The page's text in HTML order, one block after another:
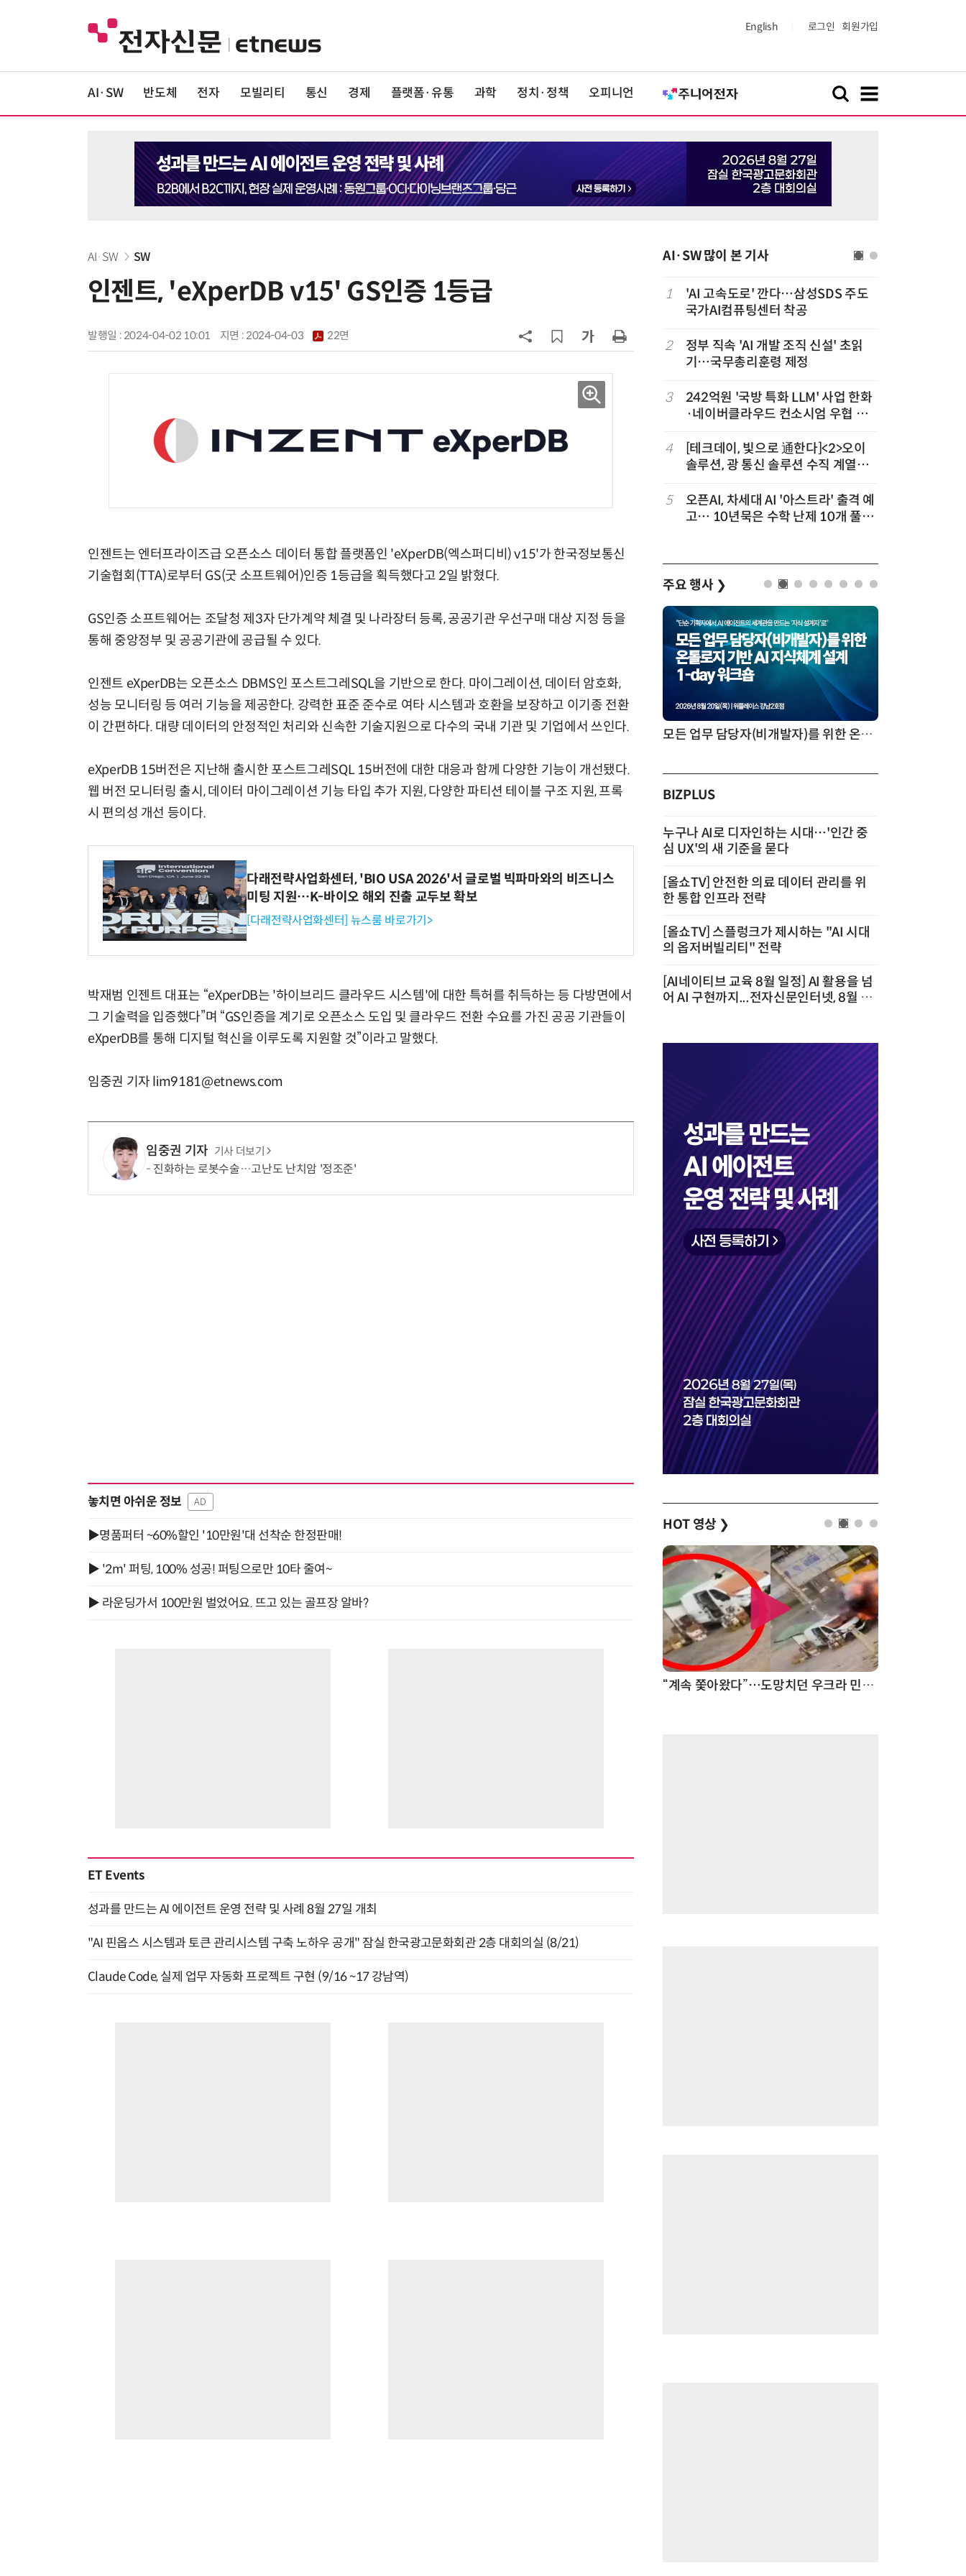
English 로그인 회원가입
AI·SW 반도체 전자 모빌리티 통신 경제 플랫폼·유통 과학 정치·정책 오피니언
AI·SW SW
인젠트, 'eXperDB v15' GS인증 1등급
발행일 : 2024-04-02 10:01 지면 :2024-04-03 22면
인젠트는 엔터프라이즈급 오픈소스 데이터 통합 플랫폼인 'eXperDB(엑스퍼디비) v15'가 한국정보통신
기술협회(TTA)로부터 GS(굿 소프트웨어)인증 1등급을 획득했다고 2일 밝혔다.
GS인증 소프트웨어는 조달청 제3자 단가계약 체결 및 나라장터 등록, 공공기관 우선구매 대상 지정 등을
통해 중앙정부 및 공공기관에 공급될 수 있다.
인젠트 eXperDB는 오픈소스 DBMS인 포스트그레SQL을 기반으로 한다. 마이그레이션, 데이터 암호화,
성능 모니터링 등 여러 기능을 제공한다. 강력한 표준 준수로 여타 시스템과 호환을 보장하고 이기종 전환
이 간편하다. 대량 데이터의 안정적인 처리와 신속한 기술지원으로 다수의 국내 기관 및 기업에서 쓰인다.
eXperDB 15버전은 지난해 출시한 포스트그레SQL 15버전에 대한 대응과 함께 다양한 기능이 개선됐다.
웹 버전 모니터링 출시, 데이터 마이그레이션 기능 타입 추가 지원, 다양한 파티션 테이블 구조 지원, 프록
시 편의성 개선 등이다.
다래전략사업화센터, 'BIO USA 2026'서 글로벌 빅파마와의 비즈니스
미팅 지원…K-바이오 해외 진출 교두보 확보
[다래전략사업화센터] 뉴스룸 바로가기>
박재범 인젠트 대표는 “eXperDB는 '하이브리드 클라우드 시스템'에 대한 특허를 취득하는 등 다방면에서
그 기술력을 입증했다”며 “GS인증을 계기로 오픈소스 도입 및 클라우드 전환 수요를 가진 공공 기관들이
eXperDB를 통해 디지털 혁신을 이루도록 지원할 것”이라고 말했다.
임중권 기자 lim9181@etnews.com
임중권 기자 기사 더보기
진화하는 로봇수술…고난도 난치암 '정조준'
놓치면 아쉬운 정보 AD
▶명품퍼터 ~60%할인 '10만원'대 선착순 한정판매!
▶ '2m' 퍼팅, 100% 성공! 퍼팅으로만 10타 줄여~
▶ 라운딩가서 100만원 벌었어요. 뜨고 있는 골프장 알바?
ET Events
성과를 만드는 AI 에이전트 운영 전략 및 사례 8월 27일 개최
"AI 핀옵스 시스템과 토큰 관리시스템 구축 노하우 공개" 잠실 한국광고문화회관 2층 대회의실 (8/21)
Claude Code, 실제 업무 자동화 프로젝트 구현 (9/16 ~17 강남역)
AI·SW 많이 본 기사
6
美 행정부, AI 모델 '해킹 등 사이버
韓 AI리더십 공백 장기화… 글로벌 3
소프트피브이·성균관대, 실내용 3차
원 구형 태양전지 IEC 국제표준 개발
과제 공식 승인
9
국산 CSP사 '마켓플레이스' 커졌
다…5개사 등록 솔루션 1439개
1
'AI 고속도로' 깐다…삼성SDS 주도
국가AI컴퓨팅센터 착공
2
정부 직속 'AI 개발 조직 신설' 초읽
기…국무총리훈령 제정
3
242억원 '국방 특화 LLM' 사업 한화
·네이버클라우드 컨소시엄 우협 선
4
[테크데이, 빛으로 通한다]<2>오이
솔루션, 광 통신 솔루션 수직 계열
략'
5
오픈AI, 차세대 AI '아스트라' 출격 예
고… 10년묵은 수학 난제 10개 풀었
주요 행사 ❯
AI × Design : UX 디자이너의 5가지 생존 전략과 실전 대응 현업에서 바로 쓰는 "하네스 엔지니어링" 실습 교육 모든 업무 담당자(비개발자)를 위한 온톨로지 기반 AI 지식체계 설계 1-day 워크숍
BIZPLUS
누구나 AI로 디자인하는 시대…'인간 중
심 UX'의 새 기준을 묻다
[올쇼TV] 안전한 의료 데이터 관리를 위
한 통합 인프라 전략
[올쇼TV] 스플렁크가 제시하는 "AI 시대
의 옵저버빌리티" 전략
[AI네이티브 교육 8월 일정] AI 활용을 넘
어 AI 구현까지...전자신문인터넷, 8월 실
HOT 영상 ❯
“계속 쫓아왔다”…도망치던 우크라 민간인 공격한 러 자폭 드론